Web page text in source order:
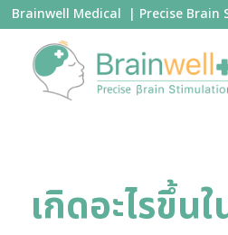
Brainwell Medical | Precise Brain
เกิดอะไรขึ้